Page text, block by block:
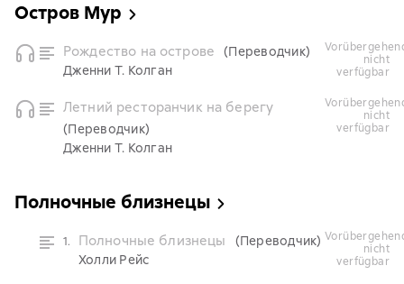
Остров Мур
Рождество на острове
(Переводчик)
Дженни Т. Колган
vorübergehend
nicht
verfügbar
Летний ресторанчик на берегу
(Переводчик)
Дженни Т. Колган
vorübergehend
nicht
verfügbar
Полночные близнецы
1. Полночные близнецы
(Переводчик)
Холли Рейс
vorübergehend
nicht
verfügbar